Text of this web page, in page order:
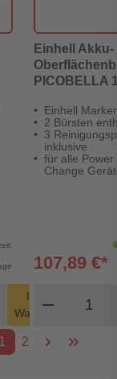
In den
Warenkorb
shopping_cart
Einhell Akku-
PICOBELLA
Einhell
2 Bürsten
3
inklusive
für alle Power
Change
107,89 €*
remove
1 2